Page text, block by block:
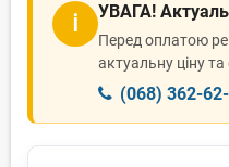
ℹ УВАГА!
Перед оплатою
актуальну ціну
(068) 362-